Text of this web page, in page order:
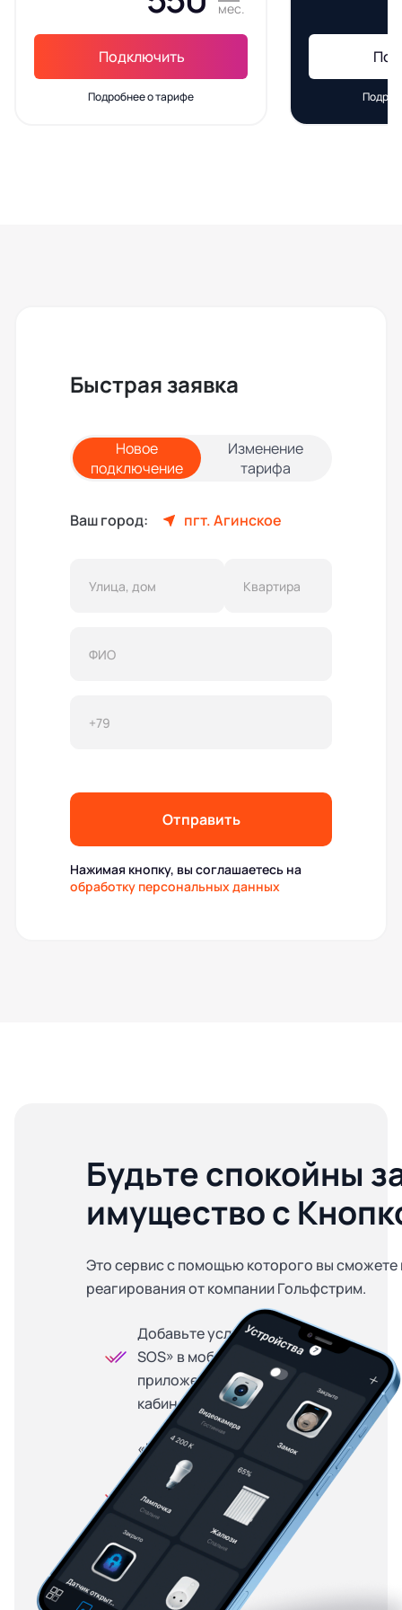
мес.
Подключить
Подробнее о тарифе
Быстрая заявка
Новое
подключение
Изменение
тарифа
Ваш город: пгт. Агинское
Отправить
Нажимая кнопку, вы соглашаетесь на
обработку персональных данных
Будьте спокойны
имущество с
Это сервис с помощью которого вы сможете
реагирования от компании Гольфстрим.
Добавьте услугу «Кнопка
SOS» в мобильном
приложении или личном
кабинете
«Кнопка SOS» доступна
на особых условиях для
абонентов, купивших
оборудование в
рассрочку — от 299